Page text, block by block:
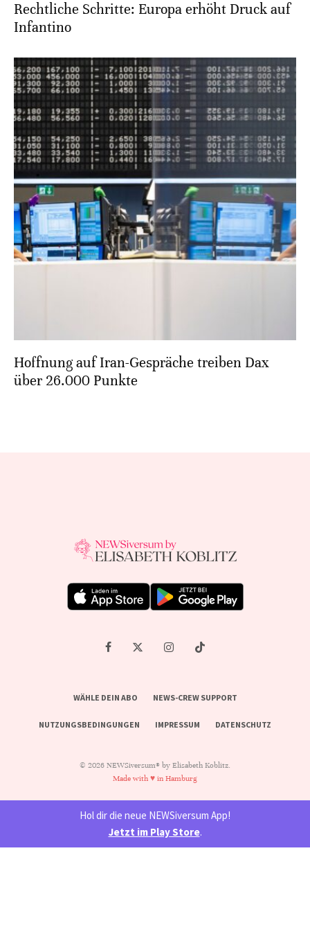
Rechtliche Schritte: Europa erhöht Druck auf
Infantino
Hoffnung auf Iran-Gespräche treiben Dax
über 26.000 Punkte
WÄHLE DEIN ABO NEWS-CREW SUPPORT
NUTZUNGSBEDINGUNGEN IMPRESSUM DATENSCHUTZ
© 2026 NEWSiversum® by Elisabeth Koblitz.
Made with ♥ in Hamburg
Hol dir die neue NEWSiversum App!
Jetzt im Play Store.